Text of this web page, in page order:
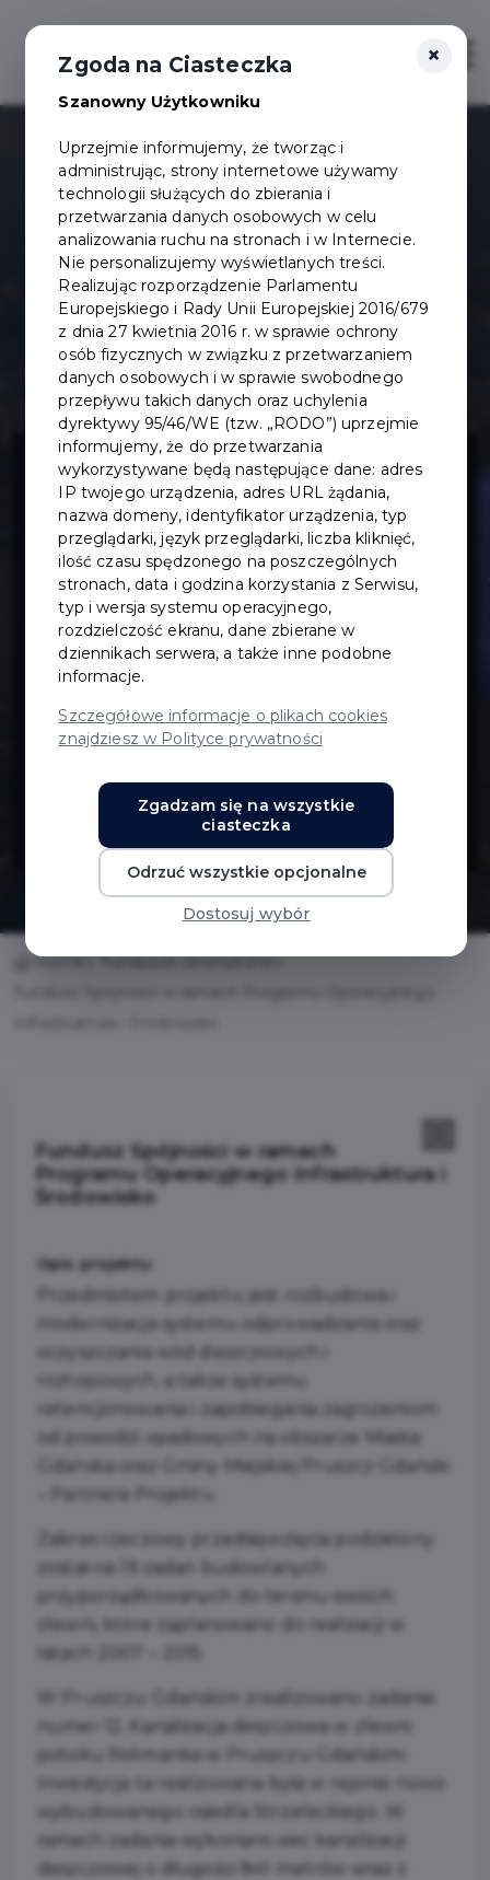
Fundusz
Spójności w
ramach
Programu
Operacyjnego
Infrastruktura i
Środowisko
Home
Fundusze zewnętrzne
Fundusz Spójności w ramach
Programu Operacyjnego Infrastruktura i
Środowisko
Opis projektu:
Przedmiotem projektu jest rozbudowa i
modernizacja systemu odprowadzania oraz
oczyszczania wód deszczowych i
roztopowych, a także systemu
retencjonowania i zapobiegania zagrożeniom
od powodzi opadowych na obszarze Miasta
Gdańska oraz Gminy Miejskiej Pruszcz Gdański
– Partnera Projektu.
Zakres rzeczowy przedsięwzięcia podzielony
został na 19 zadań budowlanych
przyporządkowanych do terenu swoich
zlewni, które zaplanowano do realizacji w
latach 2007 – 2015.
W Pruszczu Gdańskim zrealizowano zadanie
numer 12. Kanalizacja deszczowa w zlewni
potoku Rotmanka w Pruszczu Gdańskim.
Inwestycja ta realizowana była w rejonie nowo
wybudowanego osiedla Strzeleckiego. W
ramach zadania wykonano sieć kanalizacji
deszczowej o długości 841 metrów wraz z
×
Zgoda na Ciasteczka
Szanowny Użytkowniku
Uprzejmie informujemy, że tworząc i
administrując, strony internetowe używamy
technologii służących do zbierania i
przetwarzania danych osobowych w celu
analizowania ruchu na stronach i w Internecie.
Nie personalizujemy wyświetlanych treści.
Realizując rozporządzenie Parlamentu
Europejskiego i Rady Unii Europejskiej 2016/679
z dnia 27 kwietnia 2016 r. w sprawie ochrony
osób fizycznych w związku z przetwarzaniem
danych osobowych i w sprawie swobodnego
przepływu takich danych oraz uchylenia
dyrektywy 95/46/WE (tzw. „RODO”) uprzejmie
informujemy, że do przetwarzania
wykorzystywane będą następujące dane: adres
IP twojego urządzenia, adres URL żądania,
nazwa domeny, identyfikator urządzenia, typ
przeglądarki, język przeglądarki, liczba kliknięć,
ilość czasu spędzonego na poszczególnych
stronach, data i godzina korzystania z Serwisu,
typ i wersja systemu operacyjnego,
rozdzielczość ekranu, dane zbierane w
dziennikach serwera, a także inne podobne
informacje.
Szczegółowe informacje o plikach cookies
znajdziesz w Polityce prywatności
Zgadzam się na wszystkie
ciasteczka
Odrzuć wszystkie opcjonalne
Dostosuj wybór